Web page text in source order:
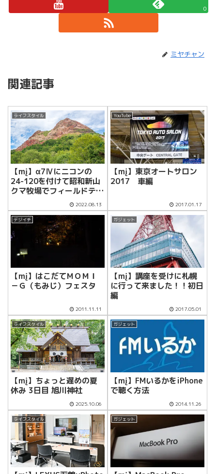
0
ミヤチャン
関連記事
ライフスタイル
【mį】α7Ⅳにニコンの
24-120を付けて昭和新山
クマ牧場でフィールドテス
2022.08.13
YouTube
【mį】東京オートサロン
2017 車編
2017.01.17
デジイチ
【mį】はこだてＭＯＭＩ
－Ｇ（もみじ）フェスタ
2011.11.11
ガジェット
【mį】講座を受けに札幌
に行って来ました！！初日
編
2017.05.01
ライフスタイル
【mį】ちょっと遅めの夏
休み 3日目 旭川神社
2025.10.06
ガジェット
【mį】FMいるかをiPhone
で聴く方法
2014.11.26
ライフスタイル ガジェット